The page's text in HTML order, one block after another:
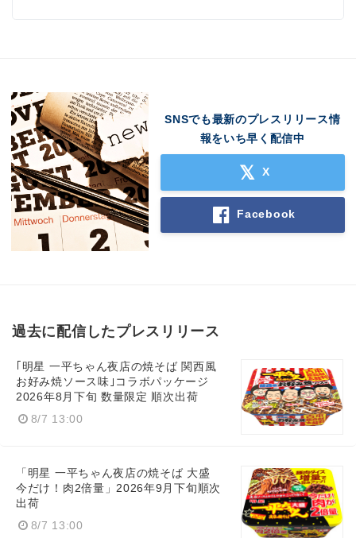
SNSでも最新のプレスリリース情
報をいち早く配信中
X
Facebook
過去に配信したプレスリリース
｢明星 一平ちゃん夜店の焼そば 関西風
お好み焼ソース味｣コラボパッケージ
2026年8月下旬 数量限定 順次出荷
8/7 13:00
「明星 一平ちゃん夜店の焼そば 大盛
今だけ！肉2倍量」2026年9月下旬順次
出荷
8/7 13:00